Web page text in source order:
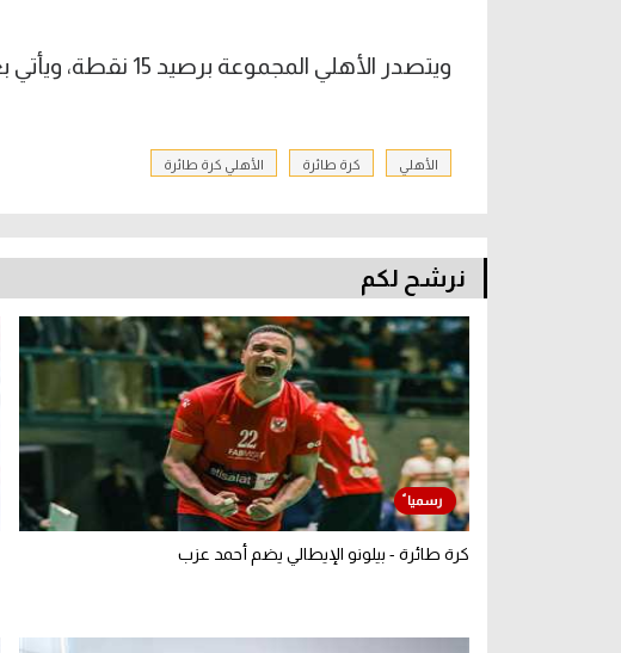
ويتصدر الأهلي المجموعة برصيد 15 نقطة، ويأتي بعده القناة في المركز الثاني برصيد 11 نقطة.
الأهلي كرة طائرة الأهلي كرة طائرة
نرشح لكم
كرة طائرة - بيلونو الإيطالي يضم أحمد عزب